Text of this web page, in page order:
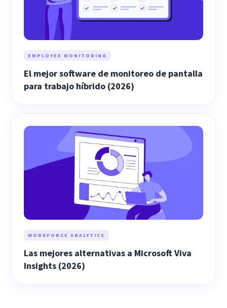
EMPLOYEE MONITORING
El mejor software de monitoreo de pantalla
para trabajo híbrido (2026)
WORKFORCE ANALYTICS
Las mejores alternativas a Microsoft Viva
Insights (2026)